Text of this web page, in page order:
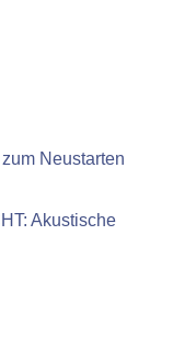
Neustarten
Akustische